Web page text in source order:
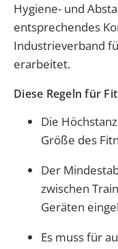
Hygiene- und
entsprechendes
Industrieverband
erarbeitet.
Diese Regeln für
Die
Größe des
Der
zwischen
Geräten
Es muss für